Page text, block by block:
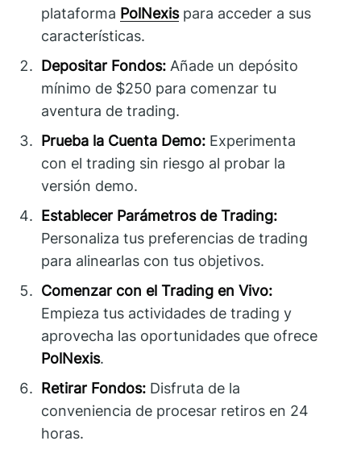
plataforma PolNexispara acceder a sus
características.
Depositar Fondos: Añade un depósito
mínimo de $250 para comenzar tu
aventura de trading.
Prueba la Cuenta Demo: Experimenta
con el trading sin riesgo al probar la
versión demo.
Establecer Parámetros de Trading:
Personaliza tus preferencias de trading
para alinearlas con tus objetivos.
Comenzar con el Trading en Vivo:
Empieza tus actividades de trading y
aprovecha las oportunidades que ofrece
PolNexis.
Retirar Fondos: Disfruta de la
conveniencia de procesar retiros en 24
horas.